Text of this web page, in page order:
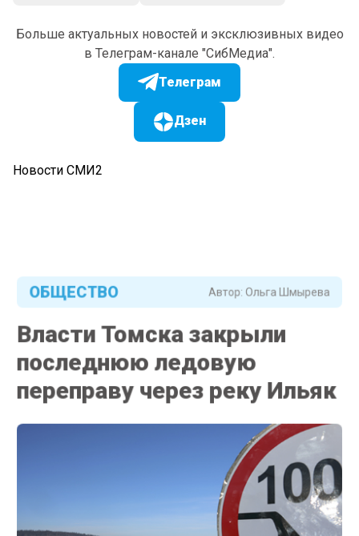
Больше актуальных новостей и эксклюзивных видео
в Телеграм-канале "СибМедиа".
Телеграм
Дзен
Новости СМИ2
Автор:Ольга Шмырева
ОБЩЕСТВО
Власти Томска закрыли
последнюю ледовую
переправу через реку Ильяк